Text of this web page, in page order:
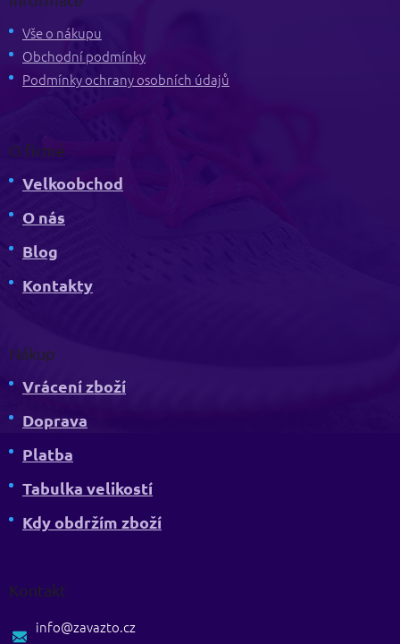
Vše o nákupu
Obchodní podmínky
Podmínky ochrany osobních údajů
O firmě
Velkoobchod
O nás
Blog
Kontakty
Nákup
Vrácení zboží
Doprava
Platba
Tabulka velikostí
Kdy obdržím zboží
Kontakt
info@zavazto.cz